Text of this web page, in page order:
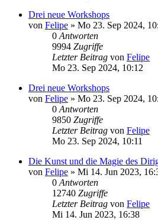
Drei neue Workshops
von Felipe » Mo 23. Sep 2024,
0 Antworten
9994 Zugriffe
Letzter Beitrag von Felipe
Mo 23. Sep 2024, 10:12
Drei neue Workshops
von Felipe » Mo 23. Sep 2024,
0 Antworten
9850 Zugriffe
Letzter Beitrag von Felipe
Mo 23. Sep 2024, 10:11
Die Kunst und die Magie des
von Felipe » Mi 14. Jun 2023,
0 Antworten
12740 Zugriffe
Letzter Beitrag von Felipe
Mi 14. Jun 2023, 16:38